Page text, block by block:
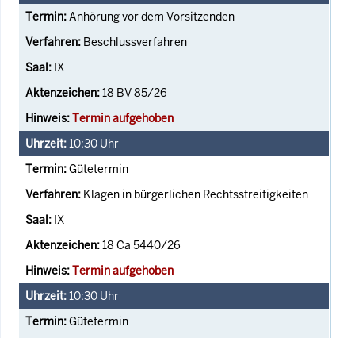
Anhörung vor dem Vorsitzenden
Beschlussverfahren
IX
18 BV 85/26
Termin aufgehoben
10:30 Uhr
Gütetermin
Klagen in bürgerlichen Rechtsstreitigkeiten
IX
18 Ca 5440/26
Termin aufgehoben
10:30 Uhr
Gütetermin